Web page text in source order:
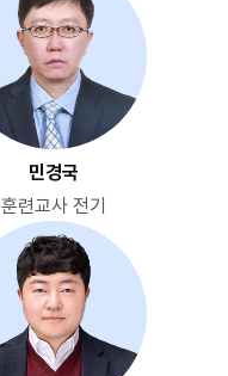
민경국
훈련교사 전기